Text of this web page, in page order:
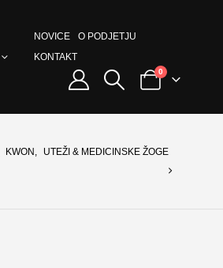
NOVICE
O PODJETJU
KONTAKT
0
KWON , UTEŽI & MEDICINSKE ŽOGE